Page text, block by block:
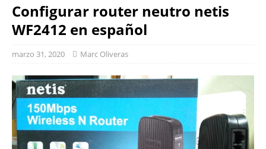
Configurar router neutro netis
WF2412 en español
marzo 31, 2020 Marc Oliveras